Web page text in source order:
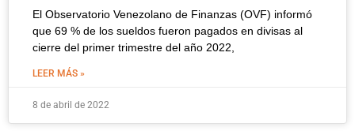
El Observatorio Venezolano de Finanzas (OVF) informó
que 69 % de los sueldos fueron pagados en divisas al
cierre del primer trimestre del año 2022,
LEER MÁS »
8 de abril de 2022